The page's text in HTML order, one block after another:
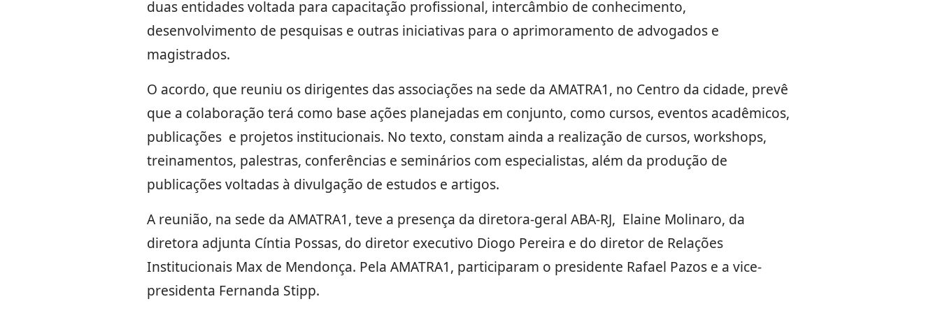
duas entidades voltada para capacitação profissional, intercâmbio de conhecimento,
desenvolvimento de pesquisas e outras iniciativas para o aprimoramento de advogados e
magistrados.
O acordo, que reuniu os dirigentes das associações na sede da AMATRA1, no Centro da cidade, prevê
que a colaboração terá como base ações planejadas em conjunto, como cursos, eventos acadêmicos,
publicações e projetos institucionais. No texto, constam ainda a realização de cursos, workshops,
treinamentos, palestras, conferências e seminários com especialistas, além da produção de
publicações voltadas à divulgação de estudos e artigos.
A reunião, na sede da AMATRA1, teve a presença da diretora-geral ABA-RJ, Elaine Molinaro, da
diretora adjunta Cíntia Possas, do diretor executivo Diogo Pereira e do diretor de Relações
Institucionais Max de Mendonça. Pela AMATRA1, participaram o presidente Rafael Pazos e a vice-
presidenta Fernanda Stipp.